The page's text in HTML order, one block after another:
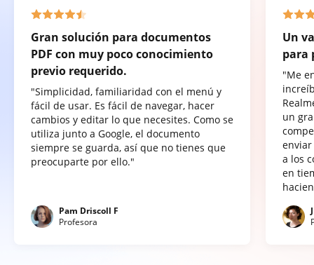
Gran solución para documentos
PDF con muy poco conocimiento
previo requerido.
"Simplicidad, familiaridad con el menú y
fácil de usar. Es fácil de navegar, hacer
cambios y editar lo que necesites. Como se
utiliza junto a Google, el documento
siempre se guarda, así que no tienes que
preocuparte por ello."
Pam Driscoll F
Profesora
Un
para
"Me
un
a los
en